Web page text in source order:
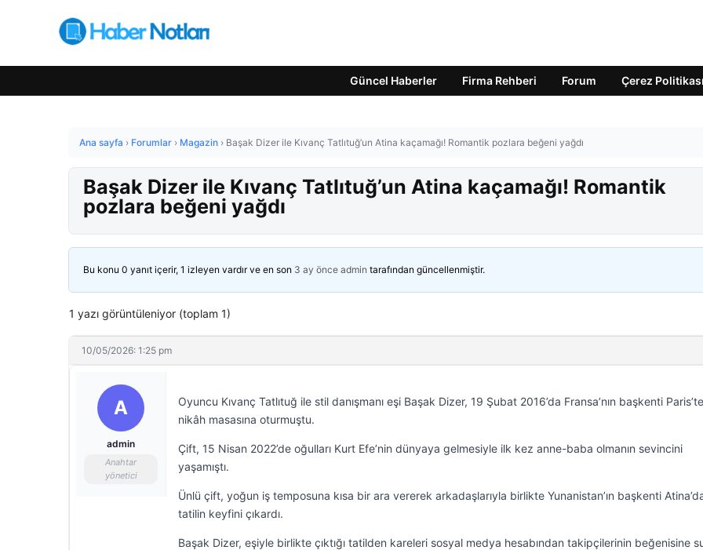
Güncel Haberler Firma Rehberi Forum Çerez Politikası
Ana sayfa › Forumlar › Magazin › Başak Dizer ile Kıvanç Tatlıtuğ’un Atina kaçamağı! Romantik pozlara beğeni yağdı
Başak Dizer ile Kıvanç Tatlıtuğ’un Atina kaçamağı! Romantik
pozlara beğeni yağdı
Bu konu 0 yanıt içerir, 1 izleyen vardır ve en son 3 ay önce admin tarafından güncellenmiştir.
1 yazı görüntüleniyor (toplam 1)
10/05/2026: 1:25 pm
A
admin
Anahtar
yönetici
Oyuncu Kıvanç Tatlıtuğ ile stil danışmanı eşi Başak Dizer, 19 Şubat 2016’da Fransa’nın başkenti Paris’te
nikâh masasına oturmuştu.
Çift, 15 Nisan 2022’de oğulları Kurt Efe’nin dünyaya gelmesiyle ilk kez anne-baba olmanın sevincini
yaşamıştı.
Ünlü çift, yoğun iş temposuna kısa bir ara vererek arkadaşlarıyla birlikte Yunanistan’ın başkenti
tatilin keyfini çıkardı.
Başak Dizer, eşiyle birlikte çıktığı tatilden kareleri sosyal medya hesabından takipçilerinin beğenisine